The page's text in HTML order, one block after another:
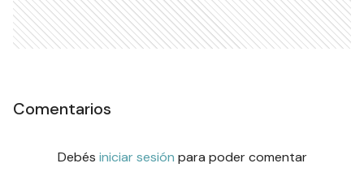
Comentarios
Debés iniciar sesión para poder comentar